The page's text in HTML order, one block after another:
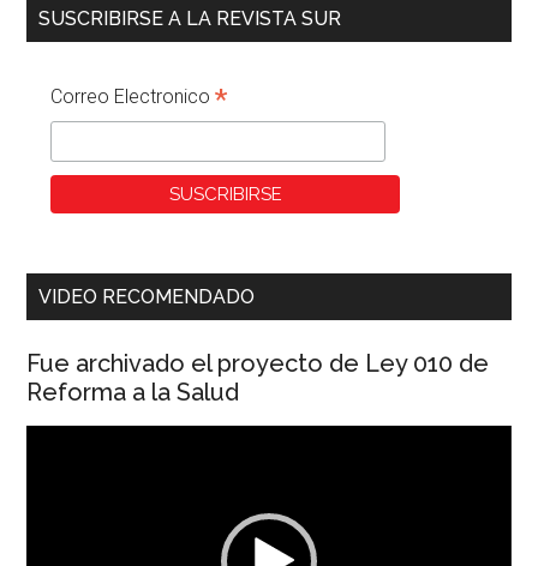
SUSCRIBIRSE A LA REVISTA SUR
Correo Electronico*
VIDEO RECOMENDADO
Fue archivado el proyecto de Ley 010 de
Reforma a la Salud